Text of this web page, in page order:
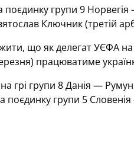
поєдинку групи 9
Ключник (третій
що як делегат УЄФА на
працюватиме
грі групи 8 Данія —
поєдинку групи 5 Словенія